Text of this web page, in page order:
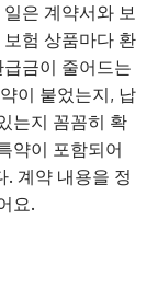
은 계약서와 보
험 상품마다 환
금이 줄어드는
이 붙었는지, 납
는지 꼼꼼히 확
약이 포함되어
. 계약 내용을 정
요.